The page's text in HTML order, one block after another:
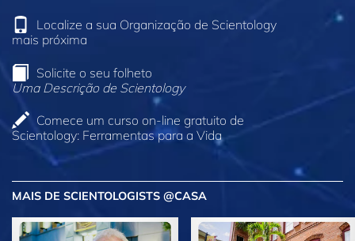
Localize a sua Organização de Scientology
mais próxima
Solicite o seu folheto
Uma Descrição de Scientology
Comece um curso on‑line gratuito de
Scientology: Ferramentas para a Vida
MAIS DE SCIENTOLOGISTS @CASA